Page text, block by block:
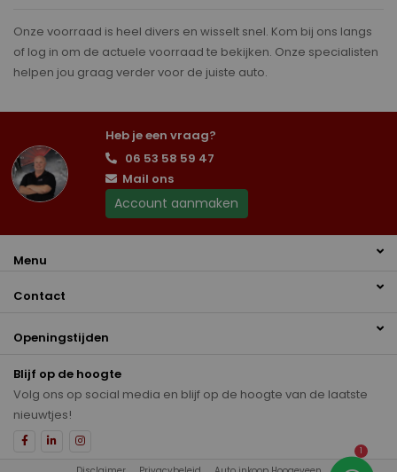
Onze voorraad is heel divers en wisselt snel. Kom bij ons langs
of log in om de actuele voorraad te bekijken. Onze specialisten
helpen jou graag verder voor de juiste auto.
Heb je een vraag?
06 53 58 59 47
Mail ons
Account aanmaken
Menu
Contact
Openingstijden
Blijf op de hoogte
Volg ons op social media en blijf op de hoogte van de laatste
nieuwtjes!
1